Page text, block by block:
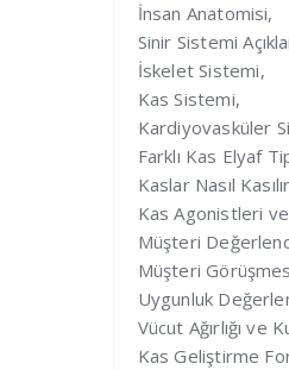
İnsan Anatomisi,
Sinir Sistemi
İskelet Sistemi,
Kas Sistemi,
Kardiyovasküler
Farklı Kas Elyaf
Kaslar Nasıl
Kas Agonistleri
Müşteri
Müşteri
Uygunluk
Vücut Ağırlığı ve
Kas Geliştirme